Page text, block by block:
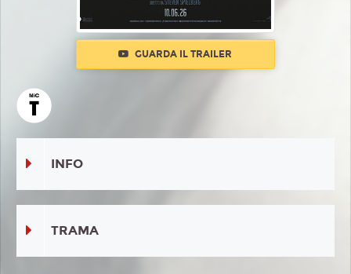
GUARDA IL TRAILER
INFO
TRAMA